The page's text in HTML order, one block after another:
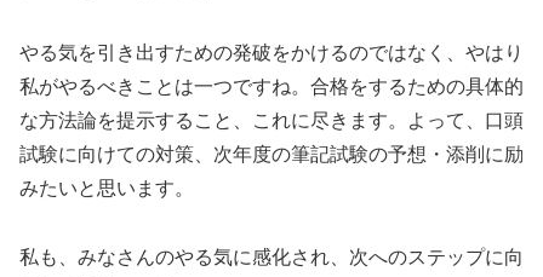
やる気を引き出すための発破をかけるのではなく、やはり
私がやるべきことは一つですね。合格をするための具体的
な方法論を提示すること、これに尽きます。よって、口頭
試験に向けての対策、次年度の筆記試験の予想・添削に励
みたいと思います。
私も、みなさんのやる気に感化され、次へのステップに向